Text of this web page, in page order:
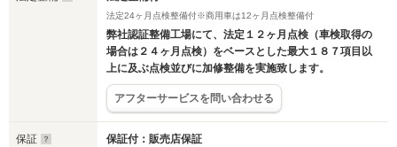
法定24ヶ月点検整備付※商用車は12ヶ月点検整備付
弊社認証整備工場にて、法定１２ヶ月点検（車検取得の
場合は２４ヶ月点検）をベースとした最大１８７項目以
上に及ぶ点検並びに加修整備を実施致します。
アフターサービスを問い合わせる
保証
保証付：販売店保証